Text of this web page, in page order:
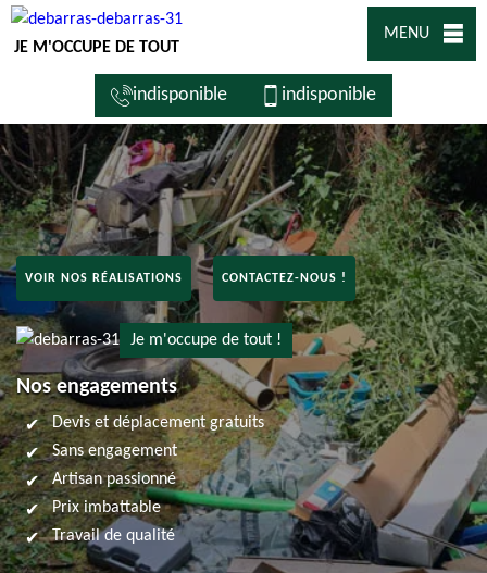
JE M'OCCUPE DE TOUT
MENU
indisponible indisponible
VOIR NOS RÉALISATIONS CONTACTEZ-NOUS !
Je m'occupe de tout !
Nos engagements
Devis et déplacement gratuits
Sans engagement
Artisan passionné
Prix imbattable
Travail de qualité